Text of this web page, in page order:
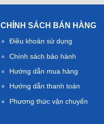
CHÍNH SÁCH BÁN HÀNG
Điều khoản sử dụng
Chính sách bảo hành
Hướng dẫn mua hàng
Hướng dẫn thanh toán
Phương thức vận chuyển